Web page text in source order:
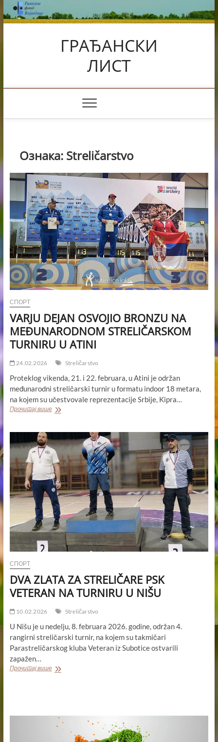
Skip
to
content
ГРАЂАНСКИ
ЛИСТ
Ознака: Streličarstvo
СПОРТ
VARJU DEJAN OSVOJIO BRONZU NA
MEĐUNARODNOM STRELIČARSKOM
TURNIRU U ATINI
24.02.2026 Streličarstvo
Proteklog vikenda, 21. i 22. februara, u Atini je održan
međunarodni streličarski turnir u formatu indoor 18 metara,
na kojem su učestvovale reprezentacije Srbije, Kipra…
Прочитај вишеVARJU
NA
MEĐUNARODNOM
STRELIČARSKOM
TURNIRU
U
ATINI
СПОРТ
DVA ZLATA ZA STRELIČARE PSK
VETERAN NA TURNIRU U NIŠU
10.02.2026 Streličarstvo
U Nišu je u nedelju, 8. februara 2026. godine, održan 4.
rangirni streličarski turnir, na kojem su takmičari
Parastreličarskog kluba Veteran iz Subotice ostvarili
zapažen…
Прочитај вишеDVA
NA
TURNIRU